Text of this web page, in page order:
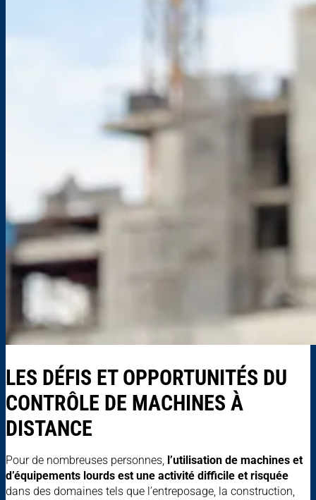
LES DÉFIS ET OPPORTUNITÉS DU
CONTRÔLE DE MACHINES À
DISTANCE
Pour de nombreuses personnes, l’utilisation de machines et
d’équipements lourds est une activité difficile et risquée
dans des domaines tels que l’entreposage, la construction,